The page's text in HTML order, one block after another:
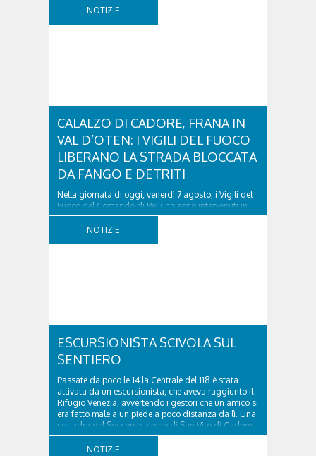
NOTIZIE
CALALZO DI CADORE, FRANA IN
VAL D’OTEN: I VIGILI DEL FUOCO
LIBERANO LA STRADA BLOCCATA
DA FANGO E DETRITI
Nella giornata di oggi, venerdì 7 agosto, i Vigili del
Fuoco del Comando di Belluno sono intervenuti in
località Diassa, in Val d’Oten, nel comune di Calalzo
di Cadore, per liberare una strada rimasta bloccata
NOTIZIE
ESCURSIONISTA SCIVOLA SUL
SENTIERO
Passate da poco le 14 la Centrale del 118 è stata
attivata da un escursionista, che aveva raggiunto il
Rifugio Venezia, avvertendo i gestori che un amico si
era fatto male a un piede a poco distanza da lì. Una
squadra del Soccorso alpino di San Vito di Cadore
ha quindi raggiunto l'infortunato...
NOTIZIE